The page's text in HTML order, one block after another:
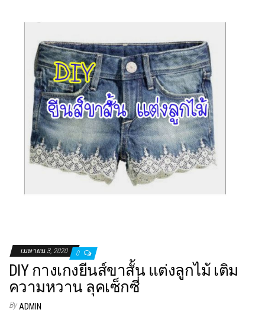
เมษายน 3, 2020 0
DIY กางเกงยีนส์ขาสั้น แต่งลูกไม้ เติม
ความหวาน ลุคเซ็กซี่
By ADMIN